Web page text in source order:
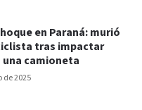
de 2025
en Paraná: murió
tras impactar
camioneta